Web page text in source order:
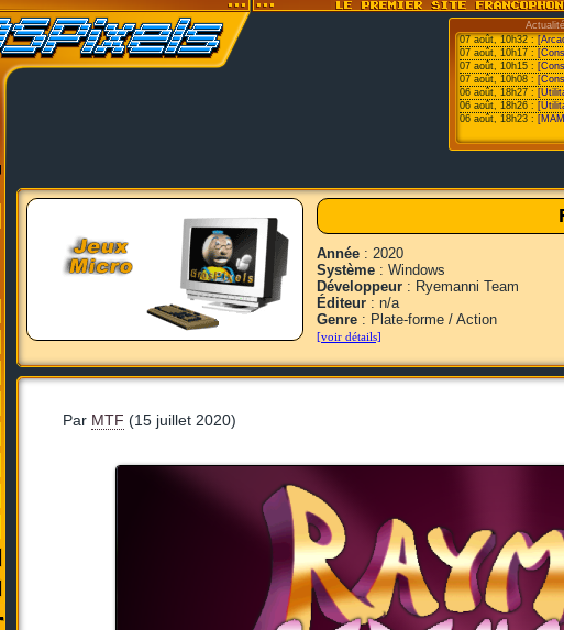
07 août, 10h32 :
07 août, 10h17 :
07 août, 10h15 :
07 août, 10h08 :
06 août, 18h27 :
06 août, 18h26 :
06 août, 18h23 :
Année : 2020
Système : Windows
Développeur : Ryemanni Team
Éditeur : n/a
Genre : Plate-forme / Action
[voir détails]
Par MTF (15 juillet 2020)